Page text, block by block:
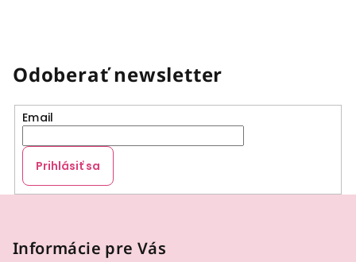
Odoberať newsletter
Email
Prihlásiť sa
Informácie pre Vás